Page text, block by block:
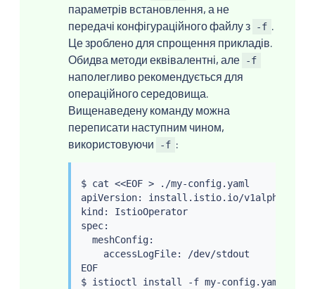
параметрів встановлення, а не
передачі конфігураційного файлу з
-f .
Це зроблено для спрощення прикладів.
Обидва методи еквівалентні, але
-f
наполегливо рекомендується для
операційного середовища.
Вищенаведену команду можна
переписати наступним чином,
використовуючи
-f :
$ cat <<EOF > ./my-config.yaml
apiVersion: install.istio.io/v1alpha1
kind: IstioOperator
spec:
  meshConfig:
    accessLogFile: /dev/stdout
EOF
$ istioctl install